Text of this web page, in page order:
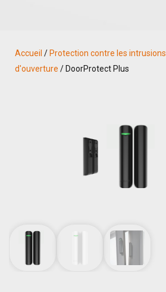
Accueil / Protection contre les intrusions
d'ouverture / DoorProtect Plus